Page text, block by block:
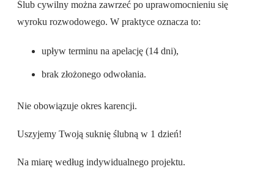
Ślub cywilny można zawrzeć po uprawomocnieniu się
wyroku rozwodowego. W praktyce oznacza to:
upływ terminu na apelację (14 dni),
brak złożonego odwołania.
Nie obowiązuje okres karencji.
Uszyjemy Twoją suknię ślubną w 1 dzień!
Na miarę według indywidualnego projektu.